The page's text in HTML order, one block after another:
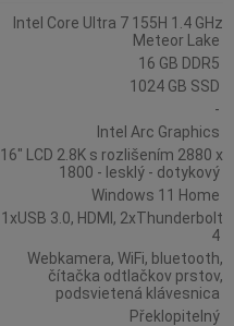
Intel Core Ultra 7 155H 1.4 GHz
Meteor Lake
16 GB DDR5
1024 GB SSD
-
Intel Arc Graphics
16" LCD 2.8K s rozlišením 2880 x
1800 - lesklý - dotykový
Windows 11 Home
1xUSB 3.0, HDMI, 2xThunderbolt
4
Webkamera, WiFi, bluetooth,
čítačka odtlačkov prstov,
podsvietená klávesnica
Překlopitelný